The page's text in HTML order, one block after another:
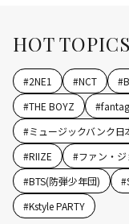
HOT TOPICS
#2NE1 #NCT #
#THE BOYZ #
#ミュージックバンク日
#RIIZE #ファン・
#BTS(防弾少年団) #
#Kstyle PARTY